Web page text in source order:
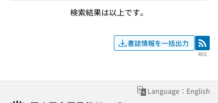
検索結果は以上です。
書誌情報を一括出力 RSS
RSS
Language：English